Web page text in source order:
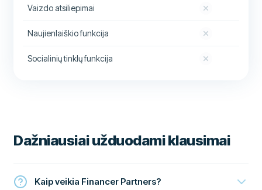
Vaizdo atsiliepimai
Naujienlaiškio funkcija
Socialinių tinklų funkcija
Dažniausiai užduodami klausimai
Kaip veikia Financer Partners?